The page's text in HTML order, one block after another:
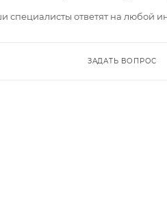
специалисты ответят на любой
ЗАДАТЬ ВОПРОС